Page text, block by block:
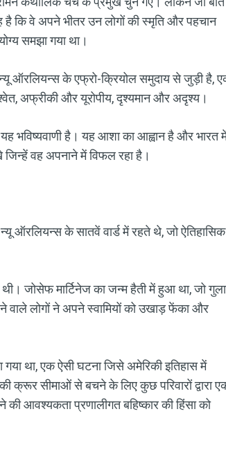
कि वे अपने भीतर उन लोगों की स्मृति और पहचान
समझा गया था।
ऑरलियन्स के एफ्रो-क्रियोल समुदाय से जुड़ी है,
अफ्रीकी और यूरोपीय, दृश्यमान और अदृश्य।
भविष्यवाणी है। यह आशा का आह्वान है और भारत
वह अपनाने में विफल रहा है।
ऑरलियन्स के सातवें वार्ड में रहते थे, जो ऐतिहासिक
जोसेफ मार्टिनेज का जन्म हैती में हुआ था, जो
वाले लोगों ने अपने स्वामियों को उखाड़ फेंका और
था, एक ऐसी घटना जिसे अमेरिकी इतिहास में
क्रूर सीमाओं से बचने के लिए कुछ परिवारों द्वारा
आवश्यकता प्रणालीगत बहिष्कार की हिंसा को